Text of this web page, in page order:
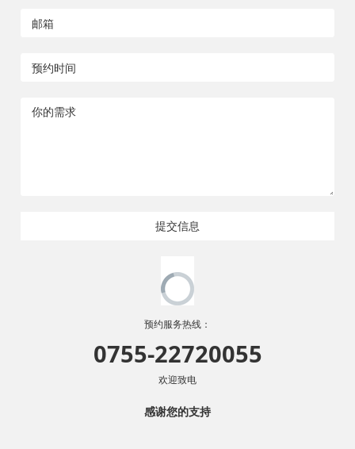
提交信息
预约服务热线：
0755-22720055
欢迎致电
感谢您的支持